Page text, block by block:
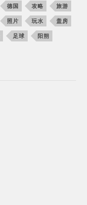
德国 攻略 旅游
照片 玩水 盖房
足球 阳朔